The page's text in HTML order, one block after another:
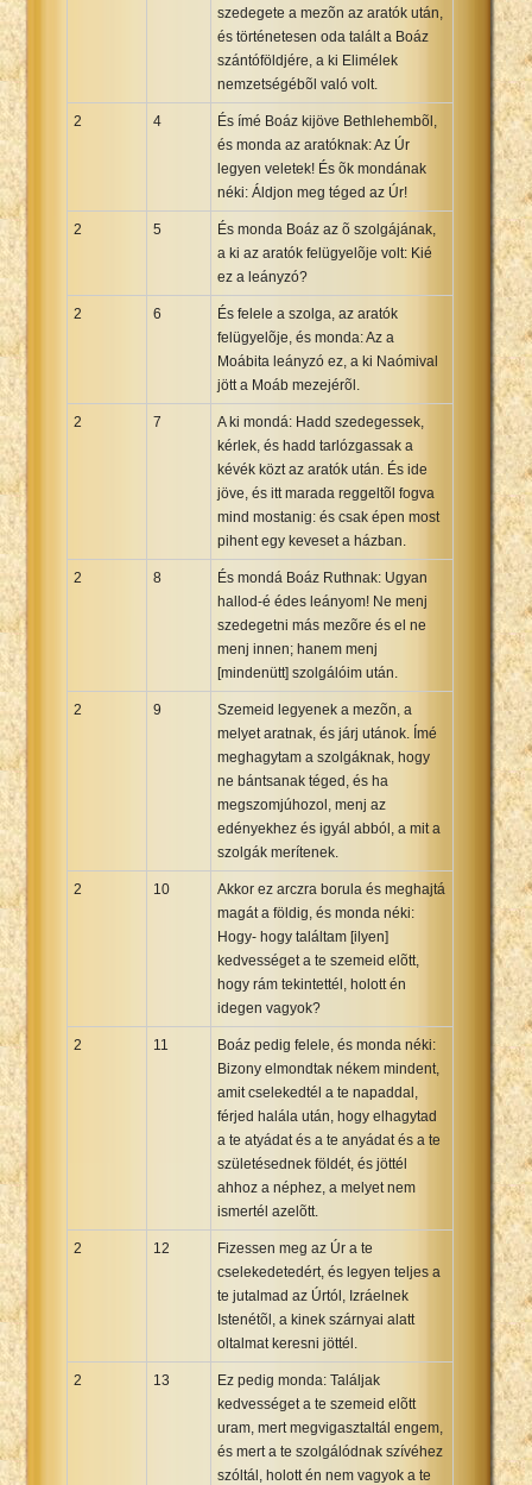
szedegete a mezõn az aratók után,
és történetesen oda talált a Boáz
szántóföldjére, a ki Elimélek
nemzetségébõl való volt.
2 4
És ímé Boáz kijöve Bethlehembõl,
és monda az aratóknak: Az Úr
legyen veletek! És õk mondának
néki: Áldjon meg téged az Úr!
2 5
És monda Boáz az õ szolgájának,
a ki az aratók felügyelõje volt: Kié
ez a leányzó?
2 6
És felele a szolga, az aratók
felügyelõje, és monda: Az a
Moábita leányzó ez, a ki Naómival
jött a Moáb mezejérõl.
2 7
A ki mondá: Hadd szedegessek,
kérlek, és hadd tarlózgassak a
kévék közt az aratók után. És ide
jöve, és itt marada reggeltõl fogva
mind mostanig: és csak épen most
pihent egy keveset a házban.
2 8
És mondá Boáz Ruthnak: Ugyan
hallod-é édes leányom! Ne menj
szedegetni más mezõre és el ne
menj innen; hanem menj
[mindenütt] szolgálóim után.
2 9
Szemeid legyenek a mezõn, a
melyet aratnak, és járj utánok. Ímé
meghagytam a szolgáknak, hogy
ne bántsanak téged, és ha
megszomjúhozol, menj az
edényekhez és igyál abból, a mit a
szolgák merítenek.
2 10
Akkor ez arczra borula és meghajtá
magát a földig, és monda néki:
Hogy- hogy találtam [ilyen]
kedvességet a te szemeid elõtt,
hogy rám tekintettél, holott én
idegen vagyok?
2 11
Boáz pedig felele, és monda néki:
Bizony elmondtak nékem mindent,
amit cselekedtél a te napaddal,
férjed halála után, hogy elhagytad
a te atyádat és a te anyádat és a te
születésednek földét, és jöttél
ahhoz a néphez, a melyet nem
ismertél azelõtt.
2 12
Fizessen meg az Úr a te
cselekedetedért, és legyen teljes a
te jutalmad az Úrtól, Izráelnek
Istenétõl, a kinek szárnyai alatt
oltalmat keresni jöttél.
2 13
Ez pedig monda: Találjak
kedvességet a te szemeid elõtt
uram, mert megvigasztaltál engem,
és mert a te szolgálódnak szívéhez
szóltál, holott én nem vagyok a te